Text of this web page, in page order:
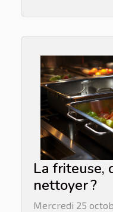
La friteuse,
nettoyer ?
Mercredi 25